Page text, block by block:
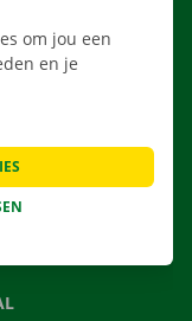
om jou een
en je